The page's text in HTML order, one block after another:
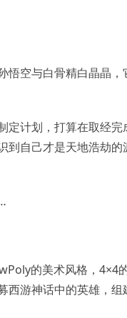
空与白骨精白晶晶
计划，打算在取经完
自己才是天地浩劫
的美术风格，4×4
游神话中的英雄，